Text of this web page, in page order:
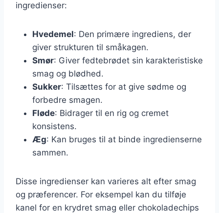
ingredienser:
Hvedemel: Den primære ingrediens, der
giver strukturen til småkagen.
Smør: Giver fedtebrødet sin karakteristiske
smag og blødhed.
Sukker: Tilsættes for at give sødme og
forbedre smagen.
Fløde: Bidrager til en rig og cremet
konsistens.
Æg: Kan bruges til at binde ingredienserne
sammen.
Disse ingredienser kan varieres alt efter smag
og præferencer. For eksempel kan du tilføje
kanel for en krydret smag eller chokoladechips